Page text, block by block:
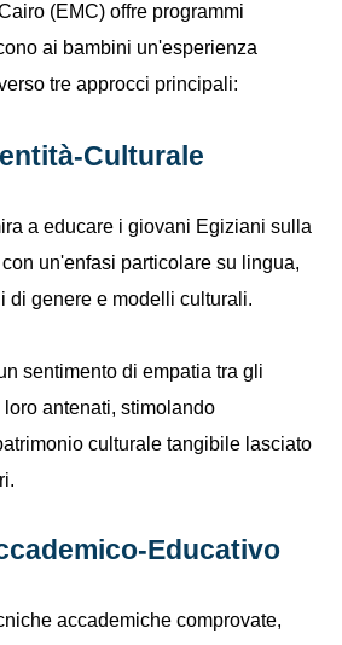
(EMC) offre programmi
ai bambini un'esperienza
tre approcci principali:
Culturale
a educare i giovani Egiziani sulla
un'enfasi particolare su lingua,
di genere e modelli culturali.
sentimento di empatia tra gli
antenati, stimolando
culturale tangibile lasciato
Educativo
accademiche comprovate,